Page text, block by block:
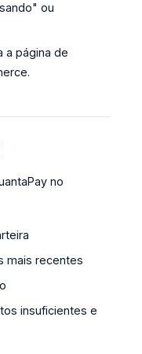
ou
a página de
no
mais recentes
insuficientes e